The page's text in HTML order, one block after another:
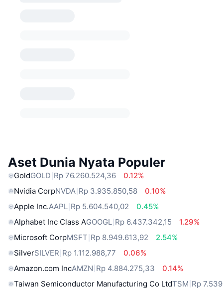
Aset Dunia Nyata Populer
GoldGOLD Rp 76.260.524,36
0.12%
Nvidia CorpNVDA Rp 3.935.850,58
0.10%
Apple Inc.AAPL Rp 5.604.540,02
0.45%
Alphabet Inc Class AGOOGL Rp 6.437.342,15
1.29%
Microsoft CorpMSFT Rp 8.949.613,92
2.54%
SilverSILVER Rp 1.112.988,77
0.06%
Amazon.com IncAMZN Rp 4.884.275,33
0.14%
Taiwan Semiconductor Manufacturing Co LtdTSM Rp